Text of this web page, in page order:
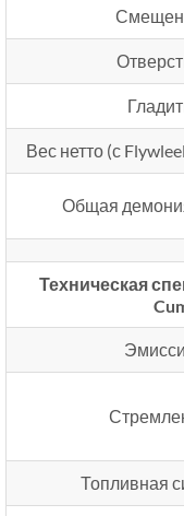
Вес нетто (с
Общая
Техническая
Топливная